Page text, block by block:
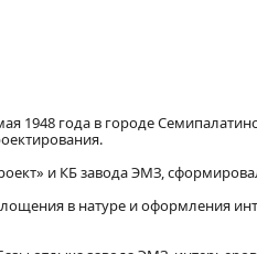
1948 года в городе
и КБ завода ЭМЗ,
в натуре и оформления